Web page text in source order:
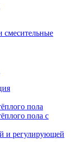
смесительные
пола
пола с
и регулирующей